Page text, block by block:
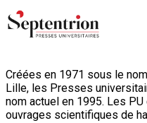
Créées en 1971 sous le
Lille, les Presses
nom actuel en 1995. Les
ouvrages scientifiques de